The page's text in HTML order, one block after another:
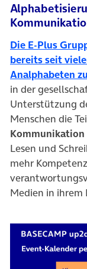
Die E-Plus
bereits seit
Analphabeten
in der
Unterstützung
Menschen die
Kommunikation
Lesen und
mehr
Medien in ihrem